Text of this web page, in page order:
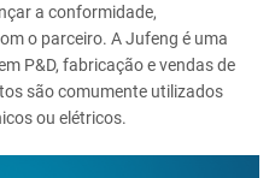
a conformidade,
o parceiro. A Jufeng é uma
P&D, fabricação e vendas de
são comumente utilizados
ou elétricos.